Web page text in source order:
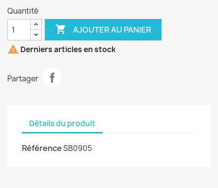
Quantité
 AJOUTER AU PANIER
 Derniers articles en stock
Partager
Détails du produit
RéférenceSB0905